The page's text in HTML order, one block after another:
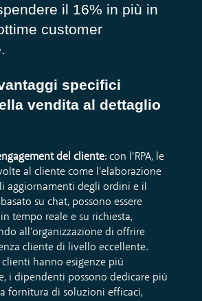
il 16% in più in
customer
specifici
vendita al dettaglio
del cliente: con l’RPA, le
al cliente come l'elaborazione
aggiornamenti degli ordini e il
su chat, possono essere
tempo reale e su richiesta,
all'organizzazione di offrire
cliente di livello eccellente.
hanno esigenze più
i dipendenti possono dedicare più
fornitura di soluzioni efficaci,